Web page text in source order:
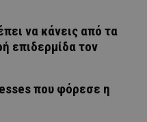
να κάνεις από τα
επιδερμίδα τον
που φόρεσε η